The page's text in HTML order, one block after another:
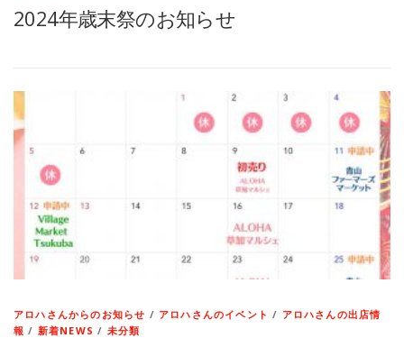
2024年歳末祭のお知らせ
アロハさんからのお知らせ / アロハさんのイベント / アロハさんの出店情
報 / 新着NEWS / 未分類